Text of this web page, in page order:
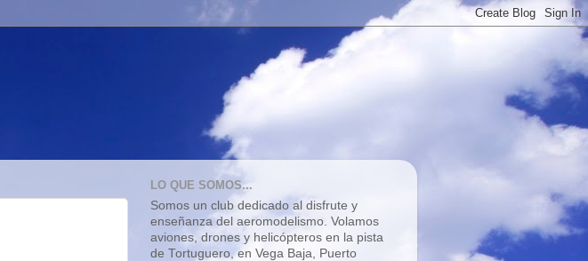
LO QUE SOMOS...
Somos un club dedicado al disfrute y
enseñanza del aeromodelismo. Volamos
aviones, drones y helicópteros en la pista
de Tortuguero, en Vega Baja, Puerto